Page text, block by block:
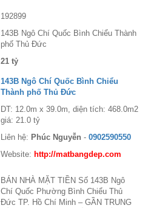
192899
143B Ngô Chí Quốc Bình Chiểu Thành
phố Thủ Đức
21 tỷ
143B Ngô Chí Quốc Bình Chiểu
Thành phố Thủ Đức
DT: 12.0m x 39.0m, diện tích: 468.0m2
giá: 21.0 tỷ
Liên hệ: Phúc Nguyễn - 0902590550
Website: http://matbangdep.com
BÁN NHÀ MẶT TIỀN Số 143B Ngô
Chí Quốc Phường Bình Chiểu Thủ
Đức TP. Hồ Chí Minh – GẦN TRUNG